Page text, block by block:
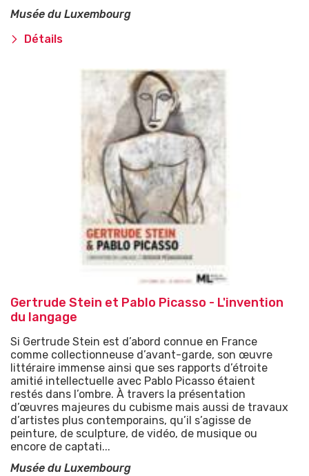
Musée du Luxembourg
Détails
Gertrude Stein et Pablo Picasso - L'invention
du langage
Si Gertrude Stein est d’abord connue en France
comme collectionneuse d’avant-garde, son œuvre
littéraire immense ainsi que ses rapports d’étroite
amitié intellectuelle avec Pablo Picasso étaient
restés dans l’ombre. À travers la présentation
d’œuvres majeures du cubisme mais aussi de travaux
d’artistes plus contemporains, qu’il s’agisse de
peinture, de sculpture, de vidéo, de musique ou
encore de captati...
Musée du Luxembourg